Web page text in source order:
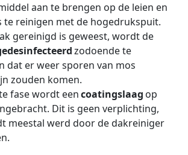
aan te brengen op de leien en
te reinigen met de hogedrukspuit.
gereinigd is geweest, wordt de
zodoende te
dat er weer sporen van mos
zouden komen.
fase wordt eencoatingslaag op
Dit is geen verplichting,
meestal werd door de dakreiniger